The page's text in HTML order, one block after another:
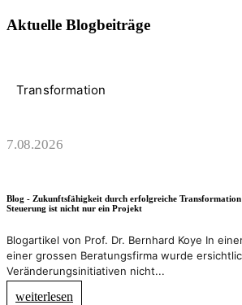
Aktuelle Blogbeiträge
Transformation
7.08.2026
Blog - Zukunftsfähigkeit durch erfolgreiche
Steuerung ist nicht nur ein Projekt
Blogartikel von Prof. Dr. Bernhard Koye In
einer grossen Beratungsfirma wurde
Veränderungsinitiativen nicht...
weiterlesen